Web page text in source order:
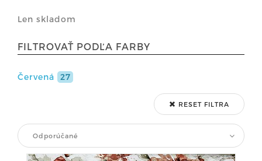
Len skladom
FILTROVAŤ PODĽA FARBY
Červená 27
RESET FILTRA
Odporúčané